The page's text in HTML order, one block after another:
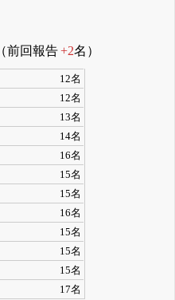
（前回報告+2名）
12名
12名
13名
14名
16名
15名
15名
16名
15名
15名
15名
17名